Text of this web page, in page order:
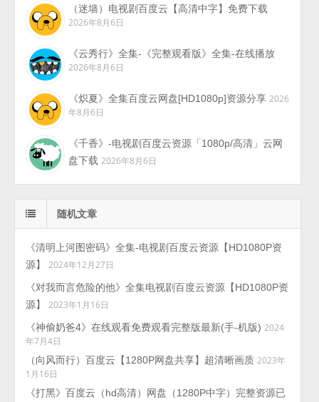
（迷墙）电视剧百度云【高清中字】免费下载
2026年8月6日
《云秀行》全集-《完整观看版》全集-在线播放
2026年8月6日
《炽夏》全集百度云网盘[HD1080p]资源分享 2026
年8月6日
《千香》-电视剧百度云资源「1080p/高清」云网
盘下载 2026年8月6日
随机文章
《清明上河图密码》全集-电视剧百度云资源【HD1080P资
源】
2024年12月27日
《对我而言危险的他》全集电视剧百度云资源【HD1080P资
源】
2023年1月16日
《神偷奶爸4》在线观看免费观看完整版最新(手-机版) 2024
年7月4日
（向风而行）百度云【1280P网盘共享】超清晰画质 2023年
1月16日
《打黑》百度云（hd高清）网盘（1280P中字）完整资源已